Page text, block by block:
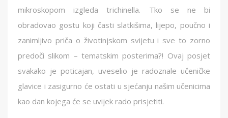
mikroskopom izgleda trichinella. Tko se ne bi
obradovao gostu koji časti slatkišima, lijepo, poučno i
zanimljivo priča o životinjskom svijetu i sve to zorno
predoči slikom – tematskim posterima?! Ovaj posjet
svakako je poticajan, uveselio je radoznale učeničke
glavice i zasigurno će ostati u sjećanju našim učenicima
kao dan kojega će se uvijek rado prisjetiti.